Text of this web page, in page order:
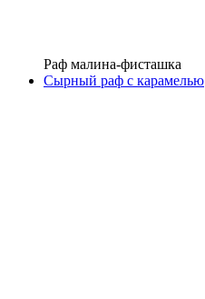
Раф малина-фисташка
Сырный раф с карамелью